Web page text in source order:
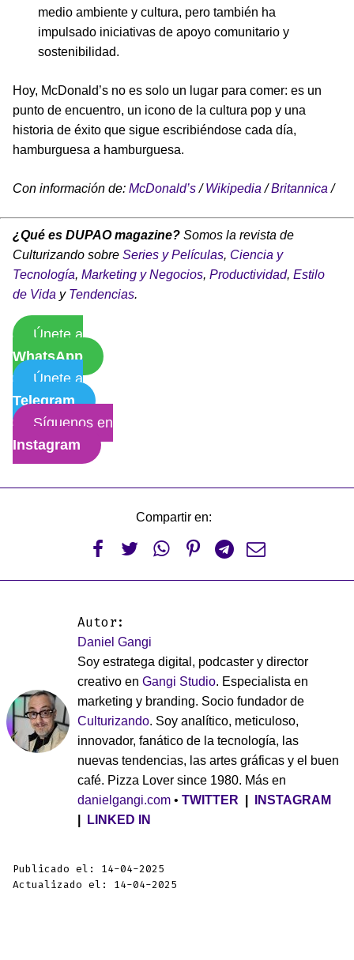
medio ambiente y cultura, pero también ha
impulsado iniciativas de apoyo comunitario y
sostenibilidad.
Hoy, McDonald’s no es solo un lugar para comer: es un
punto de encuentro, un icono de la cultura pop y una
historia de éxito que sigue escribiéndose cada día,
hamburguesa a hamburguesa.
Con información de: McDonald’s/Wikipedia /Britannica /
¿Qué es DUPAO magazine? Somos la revista de
Culturizando sobre Series y Películas, Ciencia y
Tecnología, Marketing y Negocios, Productividad, Estilo
de Vida y Tendencias.
Únete a
WhatsApp
Únete a
Telegram
Síguenos en
Instagram
Compartir en:
     
Autor:
Daniel Gangi
Soy estratega digital, podcaster y director
creativo en Gangi Studio. Especialista en
marketing y branding. Socio fundador de
Culturizando. Soy analítico, meticuloso,
innovador, fanático de la tecnología, las
nuevas tendencias, las artes gráficas y el buen
café. Pizza Lover since 1980. Más en
danielgangi.com • TWITTER
INSTAGRAM
LINKED IN
Publicado el: 14-04-2025
Actualizado el: 14-04-2025